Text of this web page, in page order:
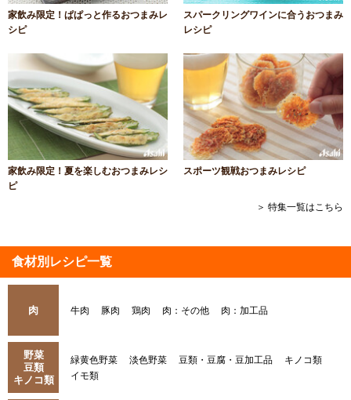
家飲み限定！ぱぱっと作るおつまみレ
シピ
スパークリングワインに合うおつまみ
レシピ
家飲み限定！夏を楽しむおつまみレシ
ピ
スポーツ観戦おつまみレシピ
＞ 特集一覧はこちら
食材別レシピ一覧
肉 牛肉 豚肉 鶏肉 肉：その他 肉：加工品
野菜
豆類
キノコ類
緑黄色野菜 淡色野菜 豆類・豆腐・豆加工品
キノコ類
イモ類